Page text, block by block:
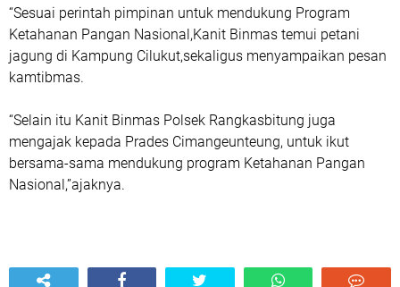
“Sesuai perintah pimpinan untuk mendukung Program
Ketahanan Pangan Nasional,Kanit Binmas temui petani
jagung di Kampung Cilukut,sekaligus menyampaikan pesan
kamtibmas.
“Selain itu Kanit Binmas Polsek Rangkasbitung juga
mengajak kepada Prades Cimangeunteung, untuk ikut
bersama-sama mendukung program Ketahanan Pangan
Nasional,”ajaknya.